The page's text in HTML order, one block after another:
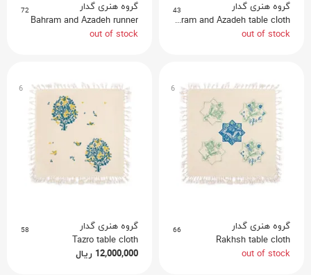
گروه هنری گدار 43
Bahram and Azadeh table cloth
out of stock
گروه هنری گدار 72
Bahram and Azadeh runner
out of stock
6
گروه هنری گدار 66
Rakhsh table cloth
out of stock
6
گروه هنری گدار 58
Tazro table cloth
12,000,000 ریال